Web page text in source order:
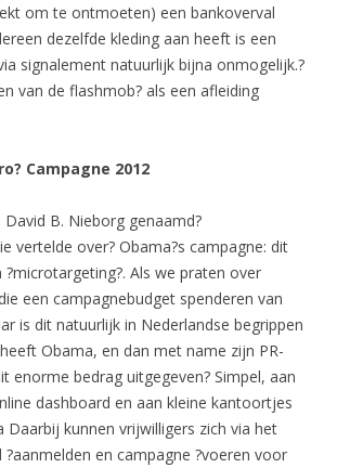
om te ontmoeten) een bankoverval
dezelfde kleding aan heeft is een
signalement natuurlijk bijna onmogelijk.?
van de flashmob? als een afleiding
Campagne 2012
B. Nieborg genaamd?
vertelde over? Obama?s campagne: dit
?microtargeting?. Als we praten over
een campagnebudget spenderen van
is dit natuurlijk in Nederlandse begrippen
Obama, en dan met name zijn PR-
enorme bedrag uitgegeven? Simpel, aan
dashboard en aan kleine kantoortjes
Daarbij kunnen vrijwilligers zich via het
en campagne ?voeren voor